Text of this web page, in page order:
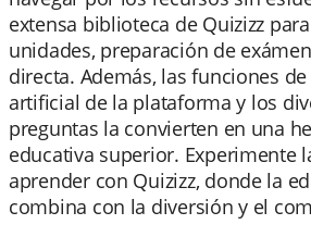
extensa biblioteca de Quizizz
unidades, preparación de
directa. Además, las funciones
artificial de la plataforma y los
preguntas la convierten en una
educativa superior. Experimente
aprender con Quizizz, donde la
combina con la diversión y el